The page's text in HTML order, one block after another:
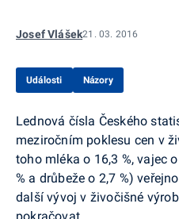
Josef Vlášek21. 03. 2016
Události Názory
Lednová čísla Českého
meziročním poklesu cen v
toho mléka o 16,3 %, vajec
% a drůbeže o 2,7 %)
další vývoj v živočišné